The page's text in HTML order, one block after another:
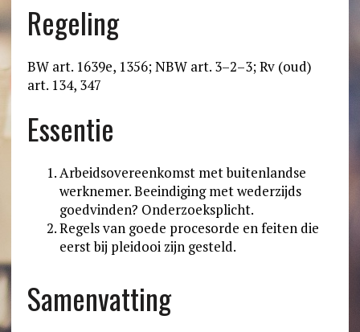
Regeling
BW art. 1639e, 1356; NBW art. 3–2–3; Rv (oud)
art. 134, 347
Essentie
Arbeidsovereenkomst met buitenlandse
werknemer. Beeindiging met wederzijds
goedvinden? Onderzoeksplicht.
Regels van goede procesorde en feiten die
eerst bij pleidooi zijn gesteld.
Samenvatting